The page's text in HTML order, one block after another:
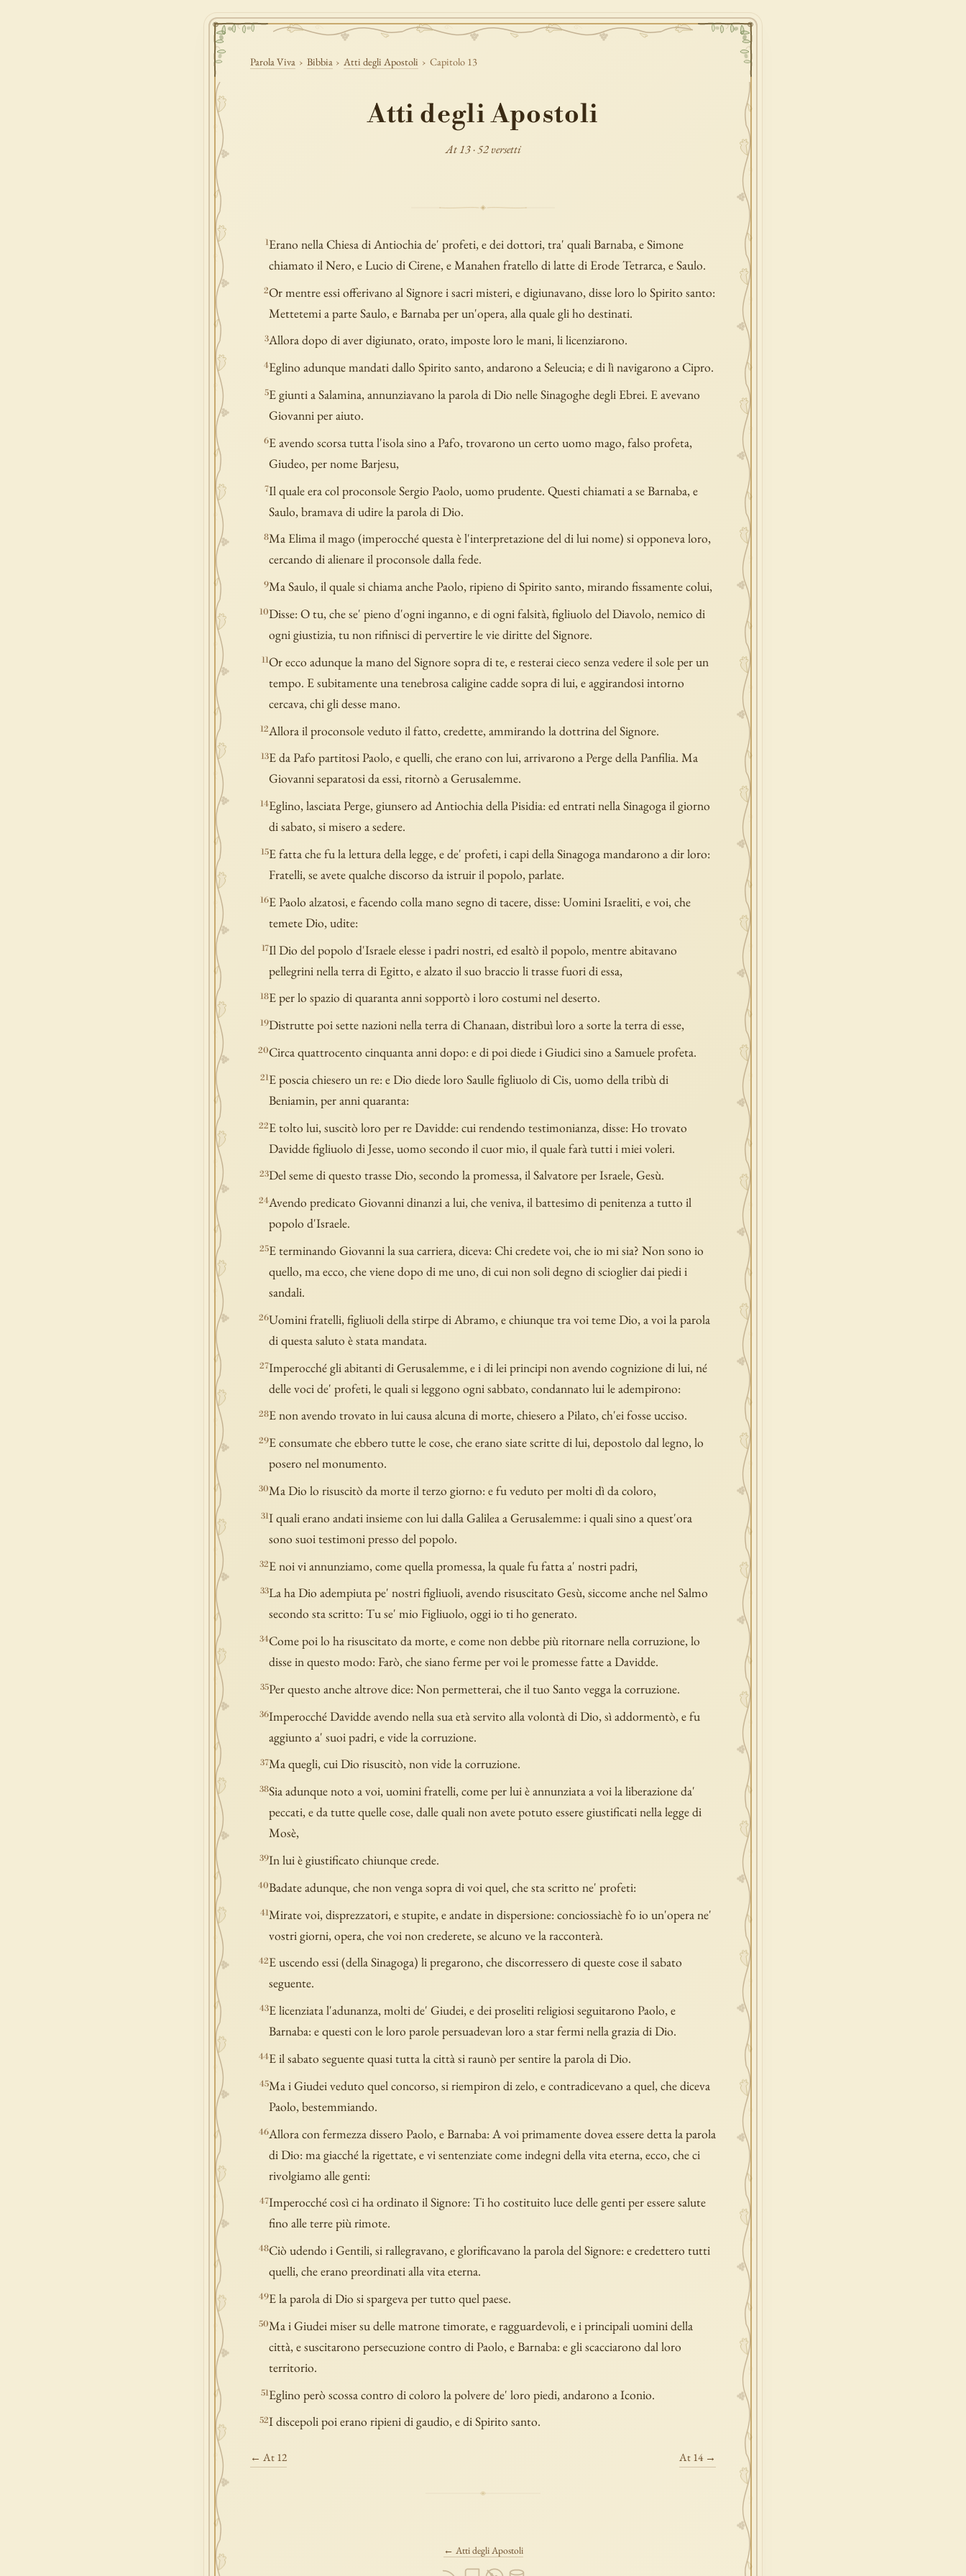
Parola Viva › Bibbia › Atti degli Apostoli › Capitolo 13
Atti degli Apostoli
At 13 · 52 versetti
1Erano nella Chiesa di Antiochia de' profeti, e dei dottori, tra' quali Barnaba, e Simone
chiamato il Nero, e Lucio di Cirene, e Manahen fratello di latte di Erode Tetrarca, e Saulo.
2Or mentre essi offerivano al Signore i sacri misteri, e digiunavano, disse loro lo Spirito santo:
Mettetemi a parte Saulo, e Barnaba per un'opera, alla quale gli ho destinati.
3Allora dopo di aver digiunato, orato, imposte loro le mani, li licenziarono.
4Eglino adunque mandati dallo Spirito santo, andarono a Seleucia; e di lì navigarono a Cipro.
5E giunti a Salamina, annunziavano la parola di Dio nelle Sinagoghe degli Ebrei. E avevano
Giovanni per aiuto.
6E avendo scorsa tutta l'isola sino a Pafo, trovarono un certo uomo mago, falso profeta,
Giudeo, per nome Barjesu,
7Il quale era col proconsole Sergio Paolo, uomo prudente. Questi chiamati a se Barnaba, e
Saulo, bramava di udire la parola di Dio.
8Ma Elima il mago (imperocché questa è l'interpretazione del di lui nome) si opponeva loro,
cercando di alienare il proconsole dalla fede.
9Ma Saulo, il quale si chiama anche Paolo, ripieno di Spirito santo, mirando fissamente colui,
10Disse: O tu, che se' pieno d'ogni inganno, e di ogni falsità, figliuolo del Diavolo, nemico di
ogni giustizia, tu non rifinisci di pervertire le vie diritte del Signore.
11Or ecco adunque la mano del Signore sopra di te, e resterai cieco senza vedere il sole per un
tempo. E subitamente una tenebrosa caligine cadde sopra di lui, e aggirandosi intorno
cercava, chi gli desse mano.
12Allora il proconsole veduto il fatto, credette, ammirando la dottrina del Signore.
13E da Pafo partitosi Paolo, e quelli, che erano con lui, arrivarono a Perge della Panfilia. Ma
Giovanni separatosi da essi, ritornò a Gerusalemme.
14Eglino, lasciata Perge, giunsero ad Antiochia della Pisidia: ed entrati nella Sinagoga il giorno
di sabato, si misero a sedere.
15E fatta che fu la lettura della legge, e de' profeti, i capi della Sinagoga mandarono a dir loro:
Fratelli, se avete qualche discorso da istruir il popolo, parlate.
16E Paolo alzatosi, e facendo colla mano segno di tacere, disse: Uomini Israeliti, e voi, che
temete Dio, udite:
17Il Dio del popolo d'Israele elesse i padri nostri, ed esaltò il popolo, mentre abitavano
pellegrini nella terra di Egitto, e alzato il suo braccio li trasse fuori di essa,
18E per lo spazio di quaranta anni sopportò i loro costumi nel deserto.
19Distrutte poi sette nazioni nella terra di Chanaan, distribuì loro a sorte la terra di esse,
20Circa quattrocento cinquanta anni dopo: e di poi diede i Giudici sino a Samuele profeta.
21E poscia chiesero un re: e Dio diede loro Saulle figliuolo di Cis, uomo della tribù di
Beniamin, per anni quaranta:
22E tolto lui, suscitò loro per re Davidde: cui rendendo testimonianza, disse: Ho trovato
Davidde figliuolo di Jesse, uomo secondo il cuor mio, il quale farà tutti i miei voleri.
23Del seme di questo trasse Dio, secondo la promessa, il Salvatore per Israele, Gesù.
24Avendo predicato Giovanni dinanzi a lui, che veniva, il battesimo di penitenza a tutto il
popolo d'Israele.
25E terminando Giovanni la sua carriera, diceva: Chi credete voi, che io mi sia? Non sono io
quello, ma ecco, che viene dopo di me uno, di cui non soli degno di scioglier dai piedi i
sandali.
26Uomini fratelli, figliuoli della stirpe di Abramo, e chiunque tra voi teme Dio, a voi la parola
di questa saluto è stata mandata.
27Imperocché gli abitanti di Gerusalemme, e i di lei principi non avendo cognizione di lui, né
delle voci de' profeti, le quali si leggono ogni sabbato, condannato lui le adempirono:
28E non avendo trovato in lui causa alcuna di morte, chiesero a Pilato, ch'ei fosse ucciso.
29E consumate che ebbero tutte le cose, che erano siate scritte di lui, depostolo dal legno, lo
posero nel monumento.
30Ma Dio lo risuscitò da morte il terzo giorno: e fu veduto per molti dì da coloro,
31I quali erano andati insieme con lui dalla Galilea a Gerusalemme: i quali sino a quest'ora
sono suoi testimoni presso del popolo.
32E noi vi annunziamo, come quella promessa, la quale fu fatta a' nostri padri,
33La ha Dio adempiuta pe' nostri figliuoli, avendo risuscitato Gesù, siccome anche nel Salmo
secondo sta scritto: Tu se' mio Figliuolo, oggi io ti ho generato.
34Come poi lo ha risuscitato da morte, e come non debbe più ritornare nella corruzione, lo
disse in questo modo: Farò, che siano ferme per voi le promesse fatte a Davidde.
35Per questo anche altrove dice: Non permetterai, che il tuo Santo vegga la corruzione.
36Imperocché Davidde avendo nella sua età servito alla volontà di Dio, sì addormentò, e fu
aggiunto a' suoi padri, e vide la corruzione.
37Ma quegli, cui Dio risuscitò, non vide la corruzione.
38Sia adunque noto a voi, uomini fratelli, come per lui è annunziata a voi la liberazione da'
peccati, e da tutte quelle cose, dalle quali non avete potuto essere giustificati nella legge di
Mosè,
39In lui è giustificato chiunque crede.
40Badate adunque, che non venga sopra di voi quel, che sta scritto ne' profeti:
41Mirate voi, disprezzatori, e stupite, e andate in dispersione: conciossiachè fo io un'opera ne'
vostri giorni, opera, che voi non crederete, se alcuno ve la racconterà.
42E uscendo essi (della Sinagoga) li pregarono, che discorressero di queste cose il sabato
seguente.
43E licenziata l'adunanza, molti de' Giudei, e dei proseliti religiosi seguitarono Paolo, e
Barnaba: e questi con le loro parole persuadevan loro a star fermi nella grazia di Dio.
44E il sabato seguente quasi tutta la città si raunò per sentire la parola di Dio.
45Ma i Giudei veduto quel concorso, si riempiron di zelo, e contradicevano a quel, che diceva
Paolo, bestemmiando.
46Allora con fermezza dissero Paolo, e Barnaba: A voi primamente dovea essere detta la parola
di Dio: ma giacché la rigettate, e vi sentenziate come indegni della vita eterna, ecco, che ci
rivolgiamo alle genti:
47Imperocché così ci ha ordinato il Signore: Ti ho costituito luce delle genti per essere salute
fino alle terre più rimote.
48Ciò udendo i Gentili, si rallegravano, e glorificavano la parola del Signore: e credettero tutti
quelli, che erano preordinati alla vita eterna.
49E la parola di Dio si spargeva per tutto quel paese.
50Ma i Giudei miser su delle matrone timorate, e ragguardevoli, e i principali uomini della
città, e suscitarono persecuzione contro di Paolo, e Barnaba: e gli scacciarono dal loro
territorio.
51Eglino però scossa contro di coloro la polvere de' loro piedi, andarono a Iconio.
52I discepoli poi erano ripieni di gaudio, e di Spirito santo.
← At 12 At 14 →
← Atti degli Apostoli